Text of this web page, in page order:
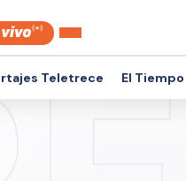
Teletrece El Tiempo